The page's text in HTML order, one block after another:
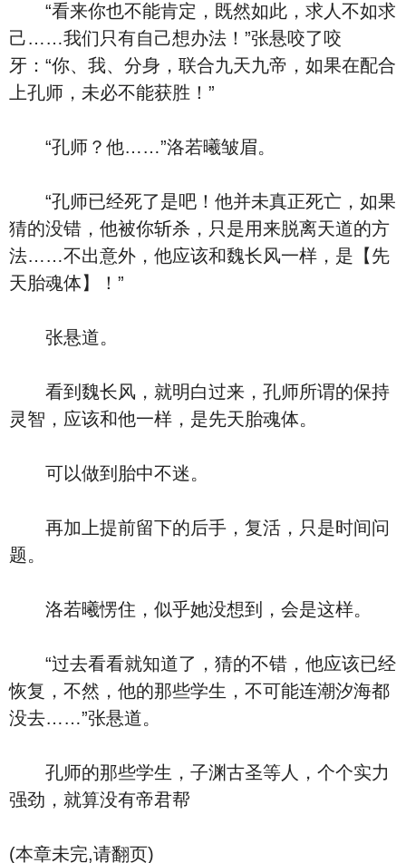
“看来你也不能肯定，既然如此，求人不如求
己……我们只有自己想办法！”张悬咬了咬
牙：“你、我、分身，联合九天九帝，如果在配合
上孔师，未必不能获胜！”
“孔师？他……”洛若曦皱眉。
“孔师已经死了是吧！他并未真正死亡，如果
猜的没错，他被你斩杀，只是用来脱离天道的方
法……不出意外，他应该和魏长风一样，是【先
天胎魂体】！”
张悬道。
看到魏长风，就明白过来，孔师所谓的保持
灵智，应该和他一样，是先天胎魂体。
可以做到胎中不迷。
再加上提前留下的后手，复活，只是时间问
题。
洛若曦愣住，似乎她没想到，会是这样。
“过去看看就知道了，猜的不错，他应该已经
恢复，不然，他的那些学生，不可能连潮汐海都
没去……”张悬道。
孔师的那些学生，子渊古圣等人，个个实力
强劲，就算没有帝君帮
(本章未完,请翻页)